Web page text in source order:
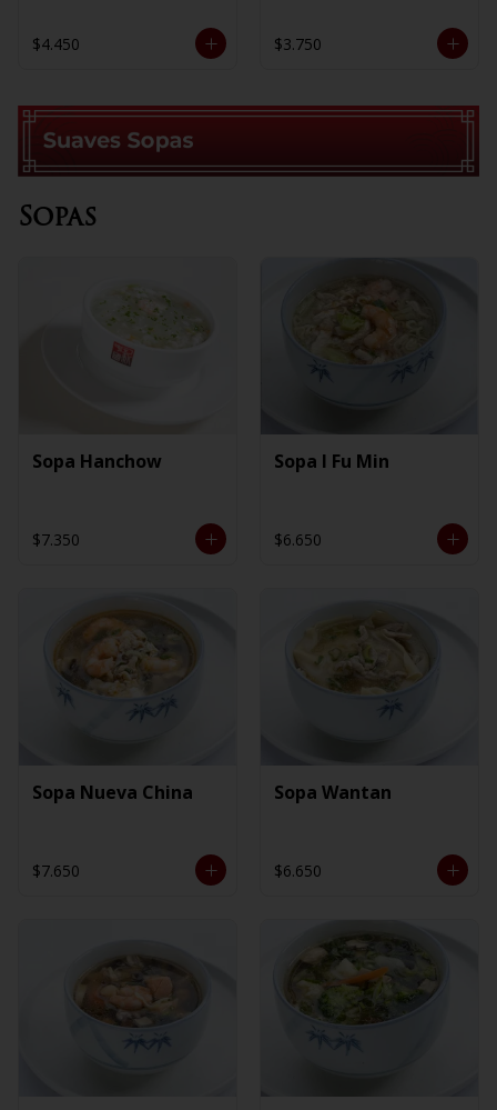
$4.450 $3.750
Sopas
Sopa Hanchow
$7.350
Sopa I Fu Min
$6.650
Sopa Nueva China
$7.650
Sopa Wantan
$6.650